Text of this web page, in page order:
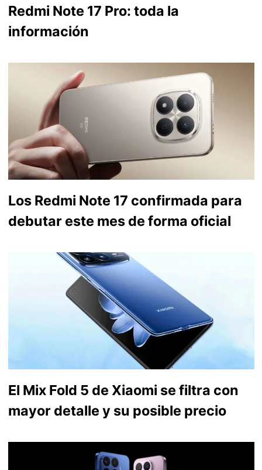
Redmi Note 17 Pro: toda la
información
Los Redmi Note 17 confirmada para
debutar este mes de forma oficial
El Mix Fold 5 de Xiaomi se filtra con
mayor detalle y su posible precio